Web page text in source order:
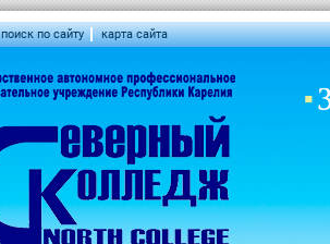
поиск по сайту карта сайта